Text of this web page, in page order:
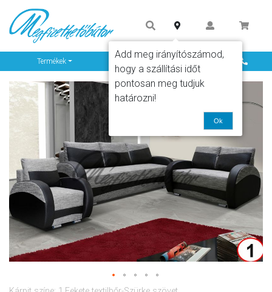
Termékek Info
Add meg irányítószámod,
hogy a szállítási időt
pontosan meg tudjuk
határozni!
Ok